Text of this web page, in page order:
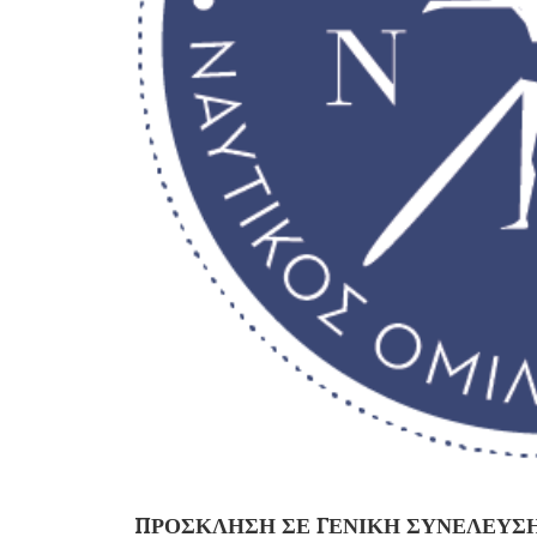
ΠΡΟΣΚΛΗΣΗ ΣΕ ΓΕΝΙΚΗ